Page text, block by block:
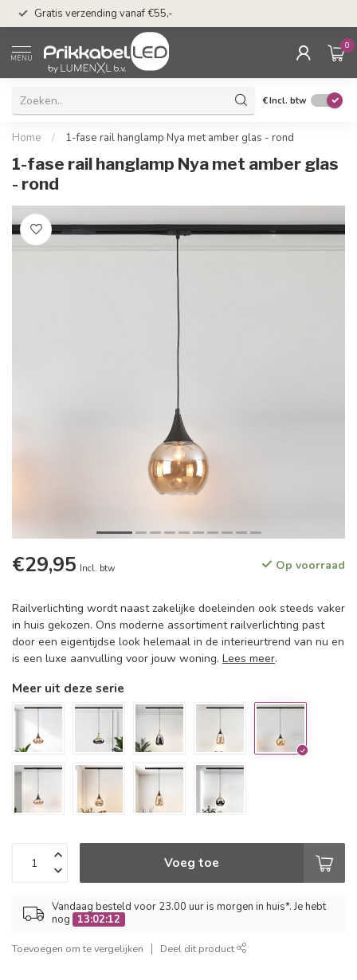
Gratis verzending vanaf €55,-
MENU
0
€Incl. btw
Home / 1-fase rail hanglamp Nya met amber glas - rond
1-fase rail hanglamp Nya met amber glas
- rond
€29,95 Incl. btw Op voorraad
Railverlichting wordt naast zakelijke doeleinden ook steeds vaker
in huis gekozen. Ons moderne assortiment railverlichting past
door een eigentijdse look helemaal in de interieurtrend van nu en
is een luxe aanvulling voor jouw woning. Lees meer.
Meer uit deze serie
Voeg toe
Vandaag besteld voor 23.00 uur is morgen in huis*. Je hebt
nog
13:02:11
Toevoegen om te vergelijken Deel dit product